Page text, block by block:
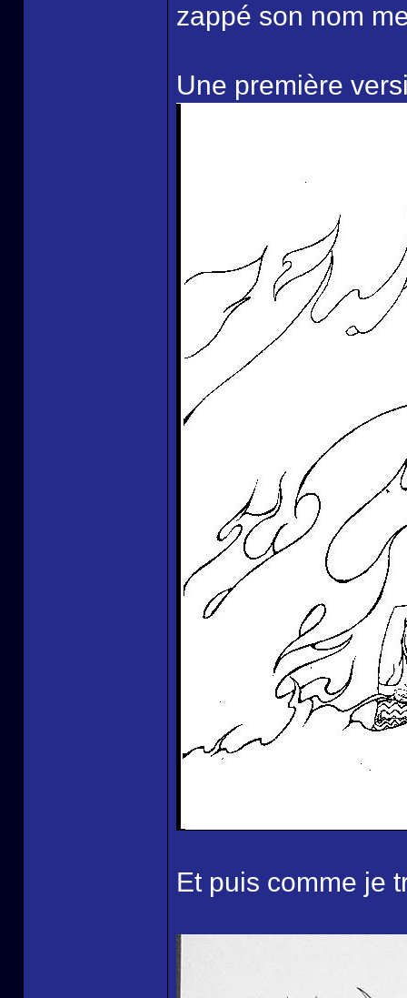
zappé son nom
Une première
Et puis comme je